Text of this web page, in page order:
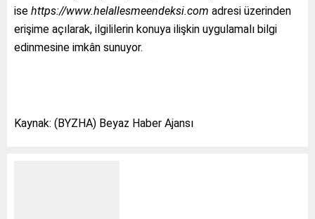
ise https://www.helallesmeendeksi.com adresi üzerinden
erişime açılarak, ilgililerin konuya ilişkin uygulamalı bilgi
edinmesine imkân sunuyor.
Kaynak: (BYZHA) Beyaz Haber Ajansı